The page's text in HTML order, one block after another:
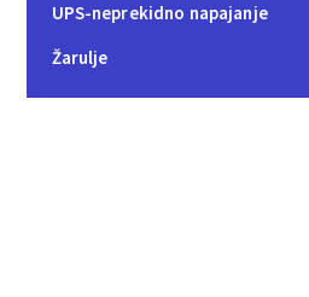
UPS-neprekidno napajanje
Žarulje